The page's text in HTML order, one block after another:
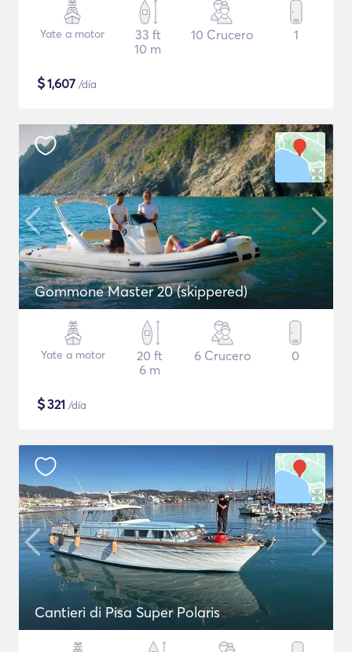
Yate a motor
33 ft
10 m
10 Crucero 1
$1,607 /día
Gommone Master 20 (skippered)
Yate a motor
20 ft
6 m
6 Crucero 0
$321 /día
Cantieri di Pisa Super Polaris